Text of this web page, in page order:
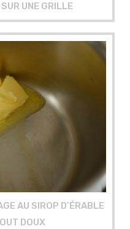
UNE GRILLE
AU SIROP D’ÉRABLE
DOUX